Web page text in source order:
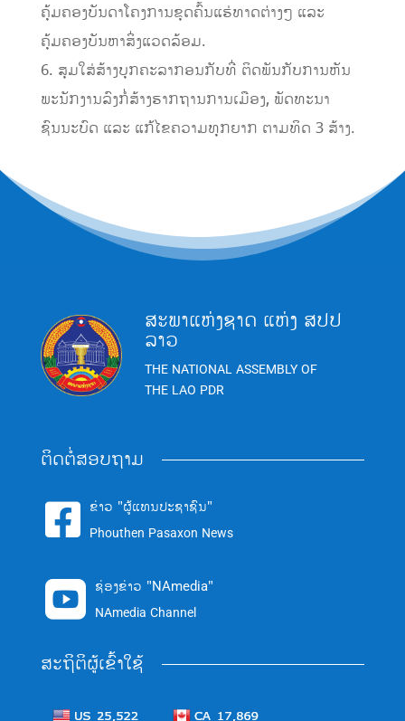
ຄຸ້ມຄອງບັນດາໂຄງການຂຸດຄົ້ນແຮ່ທາດຕ່າງໆ ແລະ
ຄຸ້ມຄອງບັນຫາສິ່ງແວດລ້ອມ.
6. ສຸມໃສ່ສ້າງບຸກຄະລາກອນກັບທີ່ ຕິດພັນກັບການຫັນ
ພະນັກງານລົງກໍ່ສ້າງຮາກຖານການເມືອງ, ພັດທະນາ
ຊົນນະບົດ ແລະ ແກ້ໄຂຄວາມທຸກຍາກ ຕາມທິດ 3 ສ້າງ.
ສະພາແຫ່ງຊາດ ແຫ່ງ ສປປ
ລາວ
THE NATIONAL ASSEMBLY OF
THE LAO PDR
ຕິດຕໍ່ສອບຖາມ
 ຂ່າວ "ຜູ້ແທນປະຊາຊົນ"
Phouthen Pasaxon News
 ຊ່ອງຂ່າວ "NAmedia"
NAmedia Channel
ສະຖິຕິຜູ້ເຂົ້າໃຊ້